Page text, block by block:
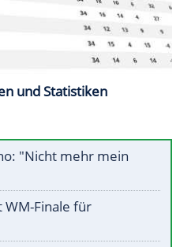
und Statistiken
"Nicht mehr mein
Finale für